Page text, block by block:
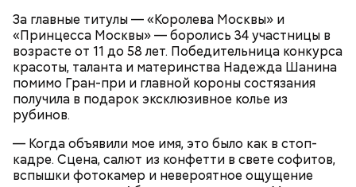
За главные титулы — «Королева Москвы» и
«Принцесса Москвы» — боролись 34 участницы в
возрасте от 11 до 58 лет. Победительница конкурса
красоты, таланта и материнства Надежда Шанина
помимо Гран-при и главной короны состязания
получила в подарок эксклюзивное колье из
рубинов.
— Когда объявили мое имя, это было как в стоп-
кадре. Сцена, салют из конфетти в свете софитов,
вспышки фотокамер и невероятное ощущение
— 90 процентов наших мастерских и лабораторий
подверглись техническому переоснащению, —
заявил замдиректора колледжа Олег Корешков.